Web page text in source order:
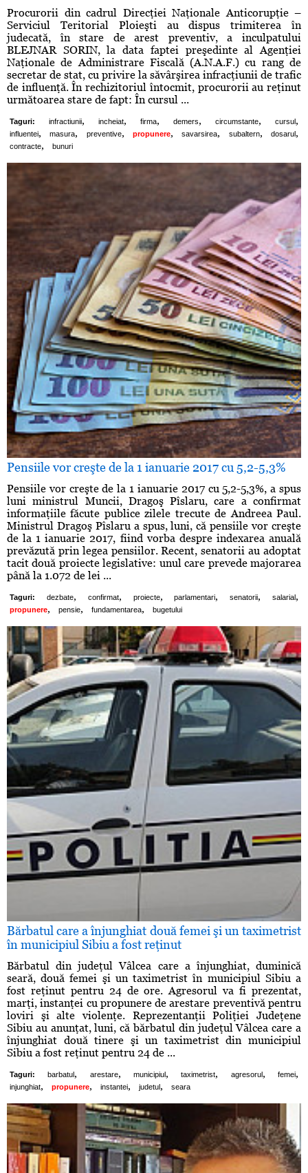
Procurorii din cadrul Direcţiei Naţionale Anticorupţie –
Serviciul Teritorial Ploieşti au dispus trimiterea în
judecată, în stare de arest preventiv, a inculpatului
BLEJNAR SORIN, la data faptei preşedinte al Agenţiei
Naţionale de Administrare Fiscală (A.N.A.F.) cu rang de
secretar de stat, cu privire la săvârşirea infracţiunii de trafic
de influenţă. În rechizitoriul întocmit, procurorii au reţinut
următoarea stare de fapt: În cursul ...
Taguri: infractiunii, incheiat, firma, demers, circumstante, cursul ,
influentei, masura, preventive, propunere, savarsirea, subaltern, dosarul ,
contracte, bunuri
Pensiile vor creşte de la 1 ianuarie 2017 cu 5,2-5,3%
Pensiile vor creşte de la 1 ianuarie 2017 cu 5,2-5,3%, a spus
luni ministrul Muncii, Dragoş Pîslaru, care a confirmat
informaţiile făcute publice zilele trecute de Andreea Paul.
Ministrul Dragoş Pîslaru a spus, luni, că pensiile vor creşte
de la 1 ianuarie 2017, fiind vorba despre indexarea anuală
prevăzută prin legea pensiilor. Recent, senatorii au adoptat
tacit două proiecte legislative: unul care prevede majorarea
până la 1.072 de lei ...
Taguri: dezbate, confirmat, proiecte, parlamentari, senatorii, salarial ,
propunere, pensie, fundamentarea, bugetului
Bărbatul care a înjunghiat două femei şi un taximetrist
în municipiul Sibiu a fost reţinut
Bărbatul din judeţul Vâlcea care a înjunghiat, duminică
seară, două femei şi un taximetrist în municipiul Sibiu a
fost reţinut pentru 24 de ore. Agresorul va fi prezentat,
marţi, instanţei cu propunere de arestare preventivă pentru
loviri şi alte violenţe. Reprezentanţii Poliţiei Judeţene
Sibiu au anunţat, luni, că bărbatul din judeţul Vâlcea care a
înjunghiat două tinere şi un taximetrist din municipiul
Sibiu a fost reţinut pentru 24 de ...
Taguri: barbatul , arestare, municipiul , taximetrist, agresorul, femei,
injunghiat, propunere, instantei, judetul , seara